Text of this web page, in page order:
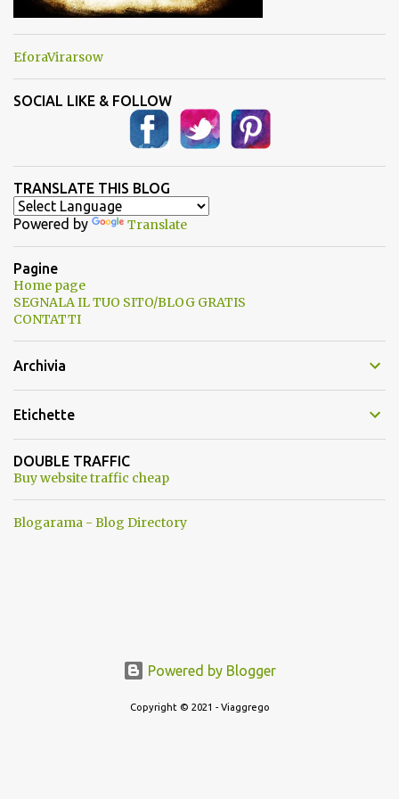
EforaVirarsow
SOCIAL LIKE & FOLLOW
TRANSLATE THIS BLOG
Powered by Translate
Pagine
Home page
SEGNALA IL TUO SITO/BLOG GRATIS
CONTATTI
Archivia
Etichette
DOUBLE TRAFFIC
Buy website traffic cheap
Blogarama - Blog Directory
Powered by Blogger
Copyright © 2021 - Viaggrego